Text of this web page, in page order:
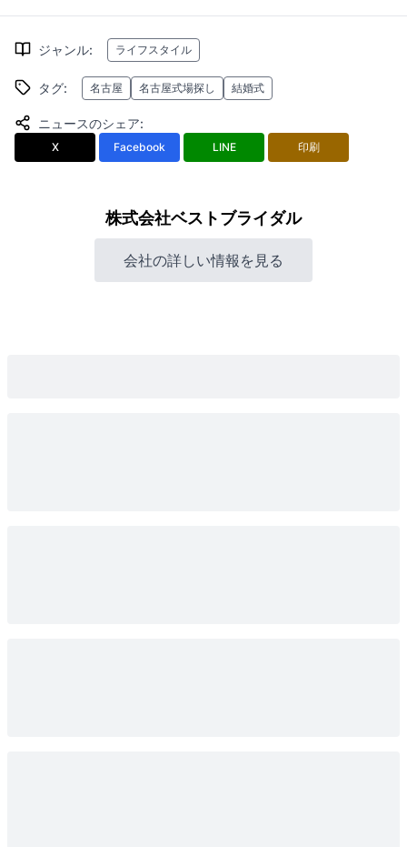
ジャンル: ライフスタイル
タグ: 名古屋 名古屋式場探し 結婚式
ニュースのシェア:
X Facebook LINE 印刷
株式会社ベストブライダル
会社の詳しい情報を見る